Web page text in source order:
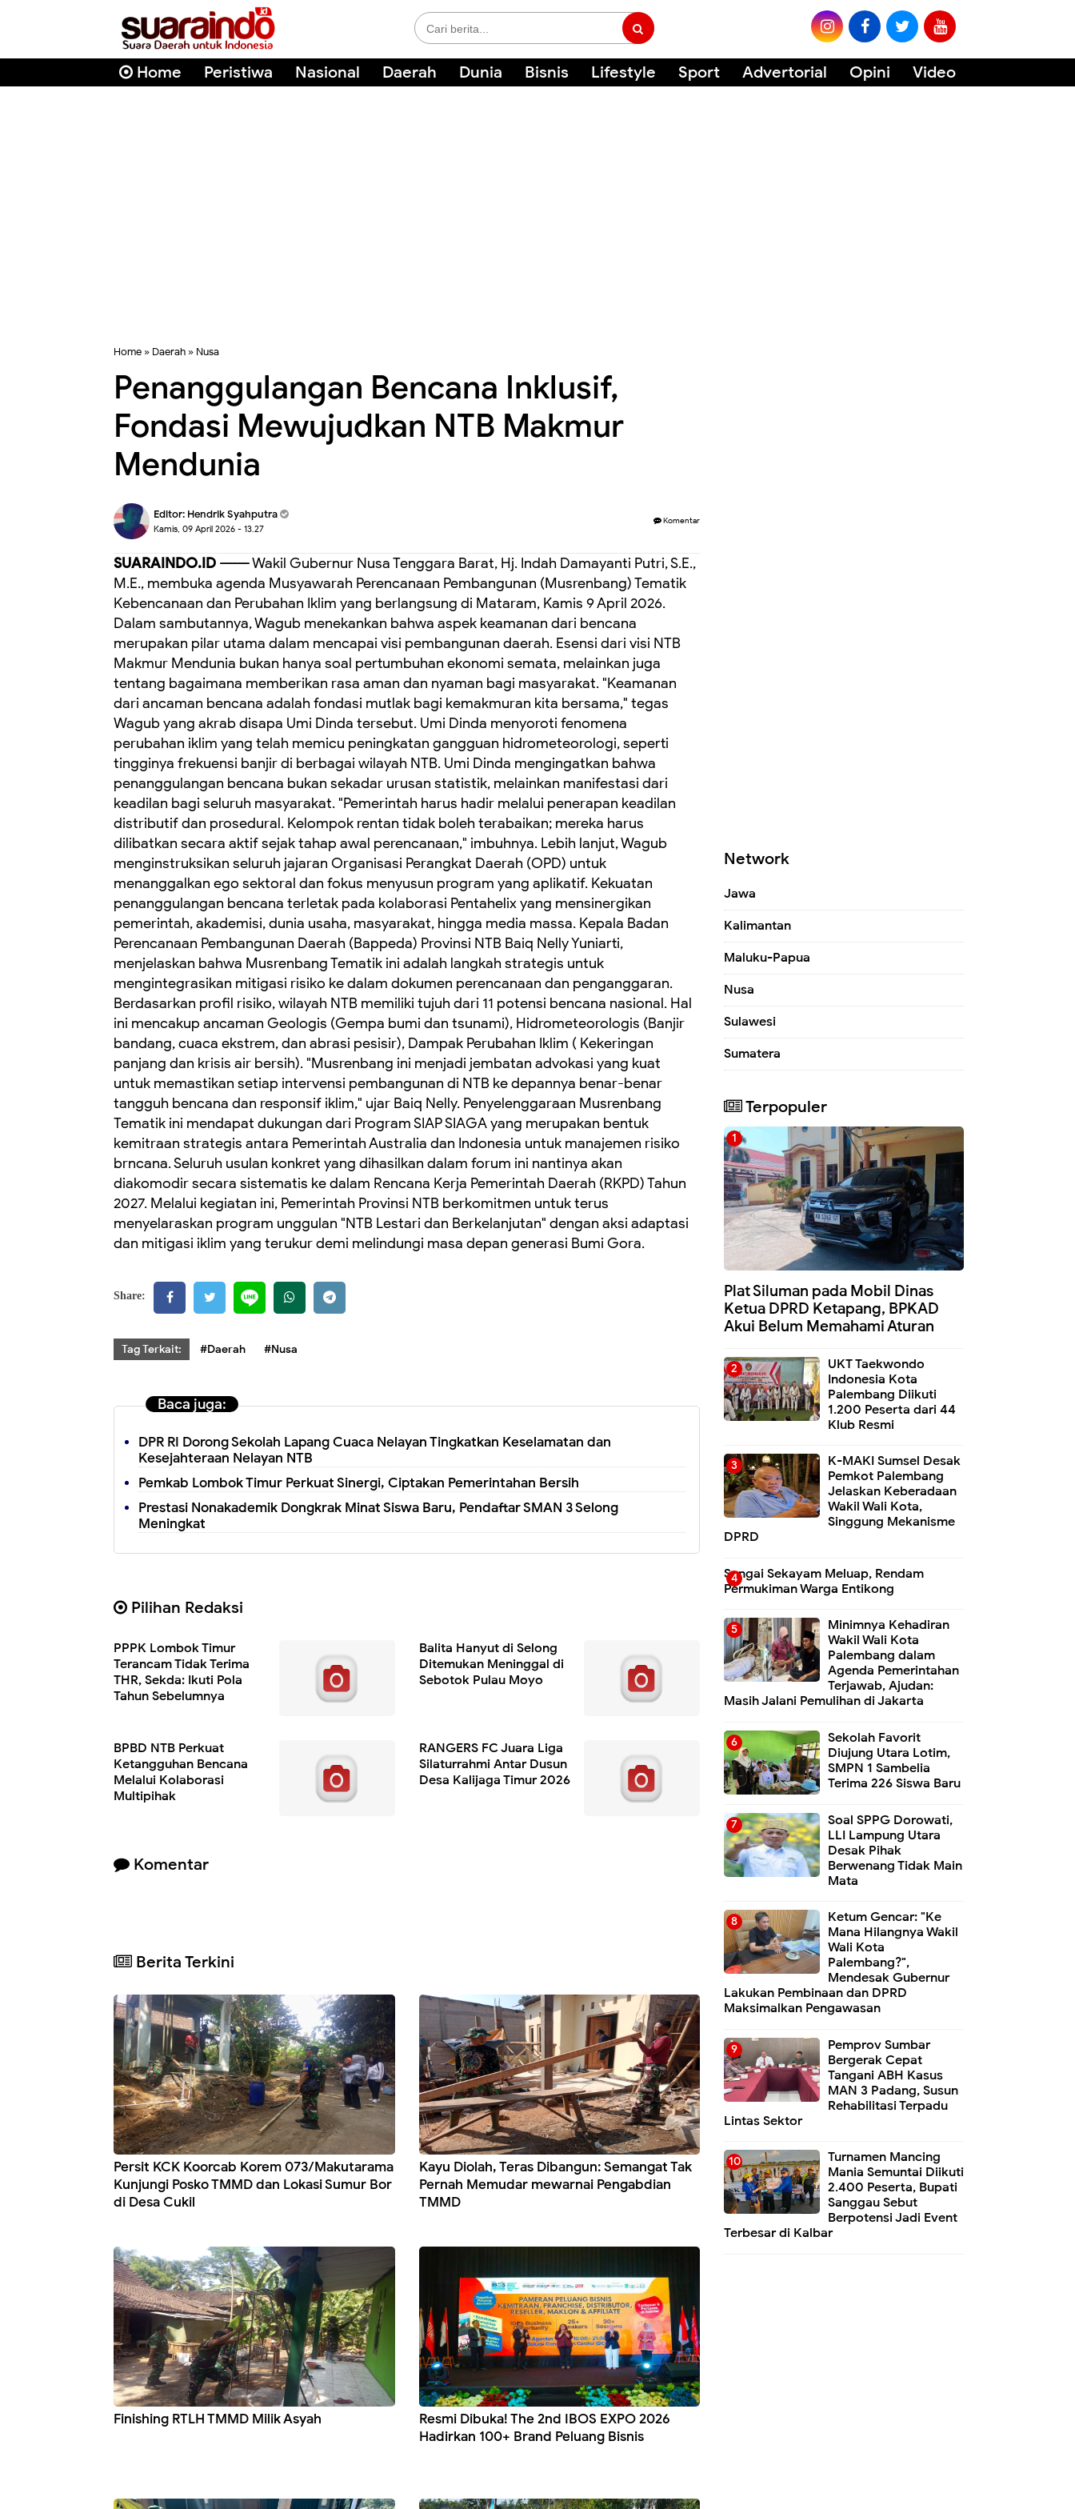
Home Peristiwa Nasional Daerah Dunia Bisnis Lifestyle Sport Advertorial Opini Video
Home » Daerah » Nusa
Penanggulangan Bencana Inklusif,
Fondasi Mewujudkan NTB Makmur
Mendunia
Editor: Hendrik Syahputra
Kamis, 09 April 2026 - 13.27
Komentar
SUARAINDO.ID ------Wakil Gubernur Nusa Tenggara Barat, Hj. Indah Damayanti Putri, S.E.,
M.E., membuka agenda Musyawarah Perencanaan Pembangunan (Musrenbang) Tematik
Kebencanaan dan Perubahan Iklim yang berlangsung di Mataram, Kamis 9 April 2026.
Dalam sambutannya, Wagub menekankan bahwa aspek keamanan dari bencana
merupakan pilar utama dalam mencapai visi pembangunan daerah. ‎Esensi dari visi NTB
Makmur Mendunia bukan hanya soal pertumbuhan ekonomi semata, melainkan juga
tentang bagaimana memberikan rasa aman dan nyaman bagi masyarakat. ‎"Keamanan
dari ancaman bencana adalah fondasi mutlak bagi kemakmuran kita bersama," tegas
Wagub yang akrab disapa Umi Dinda tersebut. ‎Umi Dinda menyoroti fenomena
perubahan iklim yang telah memicu peningkatan gangguan hidrometeorologi, seperti
tingginya frekuensi banjir di berbagai wilayah NTB. Umi Dinda mengingatkan bahwa
penanggulangan bencana bukan sekadar urusan statistik, melainkan manifestasi dari
keadilan bagi seluruh masyarakat. "Pemerintah harus hadir melalui penerapan keadilan
distributif dan prosedural. Kelompok rentan tidak boleh terabaikan; mereka harus
dilibatkan secara aktif sejak tahap awal perencanaan," imbuhnya. Lebih lanjut, Wagub
menginstruksikan seluruh jajaran Organisasi Perangkat Daerah (OPD) untuk
menanggalkan ego sektoral dan fokus menyusun program yang aplikatif. ‎Kekuatan
penanggulangan bencana terletak pada kolaborasi Pentahelix yang mensinergikan
pemerintah, akademisi, dunia usaha, masyarakat, hingga media massa. ‎Kepala Badan
Perencanaan Pembangunan Daerah (Bappeda) Provinsi NTB Baiq Nelly Yuniarti,
menjelaskan bahwa Musrenbang Tematik ini adalah langkah strategis untuk
mengintegrasikan mitigasi risiko ke dalam dokumen perencanaan dan penganggaran.
Berdasarkan profil risiko, wilayah NTB memiliki tujuh dari 11 potensi bencana nasional. Hal
ini mencakup ancaman Geologis (Gempa bumi dan tsunami), Hidrometeorologis (Banjir
bandang, cuaca ekstrem, dan abrasi pesisir), Dampak Perubahan Iklim ( Kekeringan
panjang dan krisis air bersih). "Musrenbang ini menjadi jembatan advokasi yang kuat
untuk memastikan setiap intervensi pembangunan di NTB ke depannya benar-benar
tangguh bencana dan responsif iklim," ujar Baiq Nelly. ‎Penyelenggaraan Musrenbang
Tematik ini mendapat dukungan dari Program SIAP SIAGA yang merupakan bentuk
kemitraan strategis antara Pemerintah Australia dan Indonesia untuk manajemen risiko
brncana. Seluruh usulan konkret yang dihasilkan dalam forum ini nantinya akan
diakomodir secara sistematis ke dalam Rencana Kerja Pemerintah Daerah (RKPD) Tahun
2027. Melalui kegiatan ini, Pemerintah Provinsi NTB berkomitmen untuk terus
menyelaraskan program unggulan "NTB Lestari dan Berkelanjutan" dengan aksi adaptasi
dan mitigasi iklim yang terukur demi melindungi masa depan generasi Bumi Gora.
Share:
Tag Terkait: #Daerah #Nusa
Baca juga:
DPR RI Dorong Sekolah Lapang Cuaca Nelayan Tingkatkan Keselamatan dan
Kesejahteraan Nelayan NTB
Pemkab Lombok Timur Perkuat Sinergi, Ciptakan Pemerintahan Bersih
Prestasi Nonakademik Dongkrak Minat Siswa Baru, Pendaftar SMAN 3 Selong
Meningkat
Pilihan Redaksi
PPPK Lombok Timur
Terancam Tidak Terima
THR, Sekda: Ikuti Pola
Tahun Sebelumnya
Balita Hanyut di Selong
Ditemukan Meninggal di
Sebotok Pulau Moyo
BPBD NTB Perkuat
Ketangguhan Bencana
Melalui Kolaborasi
Multipihak
RANGERS FC Juara Liga
Silaturrahmi Antar Dusun
Desa Kalijaga Timur 2026
Komentar
Berita Terkini
Persit KCK Koorcab Korem 073/Makutarama
Kunjungi Posko TMMD dan Lokasi Sumur Bor
di Desa Cukil
Kayu Diolah, Teras Dibangun: Semangat Tak
Pernah Memudar mewarnai Pengabdian
TMMD
Finishing RTLH TMMD Milik Asyah
Resmi Dibuka! The 2nd IBOS EXPO 2026
Hadirkan 100+ Brand Peluang Bisnis
Network
Jawa
Kalimantan
Maluku-Papua
Nusa
Sulawesi
Sumatera
Terpopuler
Plat Siluman pada Mobil Dinas
Ketua DPRD Ketapang, BPKAD
Akui Belum Memahami Aturan
UKT Taekwondo
Indonesia Kota
Palembang Diikuti
1.200 Peserta dari 44
Klub Resmi
K-MAKI Sumsel Desak
Pemkot Palembang
Jelaskan Keberadaan
Wakil Wali Kota,
Singgung Mekanisme
DPRD
Sungai Sekayam Meluap, Rendam
Permukiman Warga Entikong
Minimnya Kehadiran
Wakil Wali Kota
Palembang dalam
Agenda Pemerintahan
Terjawab, Ajudan:
Masih Jalani Pemulihan di Jakarta
Sekolah Favorit
Diujung Utara Lotim,
SMPN 1 Sambelia
Terima 226 Siswa Baru ‎
Soal SPPG Dorowati,
LLI Lampung Utara
Desak Pihak
Berwenang Tidak Main
Mata
Ketum Gencar: "Ke
Mana Hilangnya Wakil
Wali Kota
Palembang?",
Mendesak Gubernur
Lakukan Pembinaan dan DPRD
Maksimalkan Pengawasan
Pemprov Sumbar
Bergerak Cepat
Tangani ABH Kasus
MAN 3 Padang, Susun
Rehabilitasi Terpadu
Lintas Sektor
Turnamen Mancing
Mania Semuntai Diikuti
2.400 Peserta, Bupati
Sanggau Sebut
Berpotensi Jadi Event
Terbesar di Kalbar